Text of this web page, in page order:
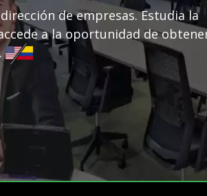
de empresas. Estudia la
a la oportunidad de